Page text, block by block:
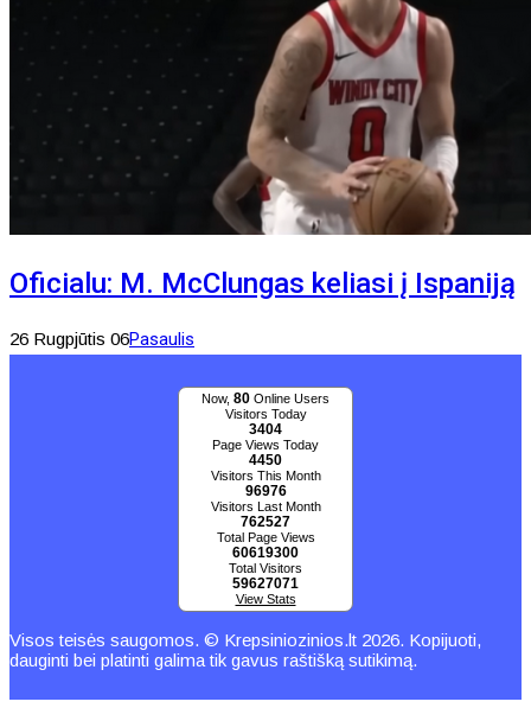
Oficialu: M. McClungas keliasi į Ispaniją
26 Rugpjūtis 06Pasaulis
Now, 80 Online Users
Visitors Today
3404
Page Views Today
4450
Visitors This Month
96976
Visitors Last Month
762527
Total Page Views
60619300
Total Visitors
59627071
View Stats
Visos teisės saugomos. © Krepsiniozinios.lt 2026. Kopijuoti,
dauginti bei platinti galima tik gavus raštišką sutikimą.